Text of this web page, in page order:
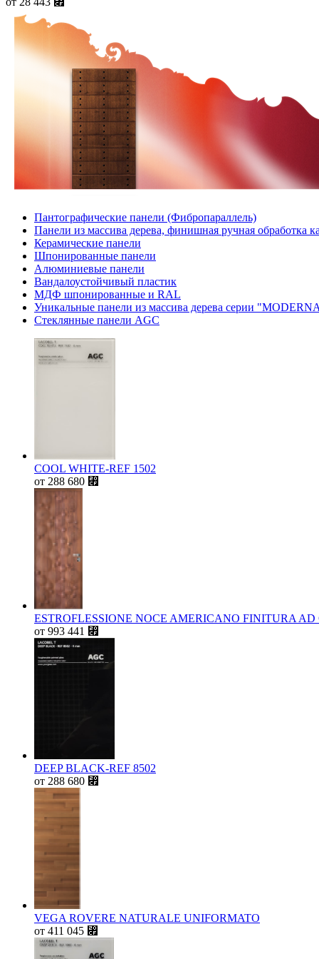
Пантографические панели (Фибропараллель)
Панели из массива дерева, финишная ручная обработка
Керамические панели
Шпонированные панели
Алюминиевые панели
Вандалоустойчивый пластик
МДФ шпонированные и RAL
Уникальные панели из массива дерева серии
Стеклянные панели AGC
COOL WHITE-REF 1502
от 288 680 ⃏
ESTROFLESSIONE NOCE AMERICANO FINITURA AD
от 993 441 ⃏
DEEP BLACK-REF 8502
от 288 680 ⃏
VEGA ROVERE NATURALE UNIFORMATO
от 411 045 ⃏